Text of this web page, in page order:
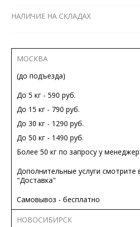
НАЛИЧИЕ НА СКЛАДАХ
МОСКВА
(до подъезда)
До 5 кг - 590 руб.
До 15 кг - 790 руб.
До 30 кг - 1290 руб.
До 50 кг - 1490 руб.
Более 50 кг по запросу у
Дополнительные услуги смотрите
"Доставка"
Самовывоз - бесплатно
НОВОСИБИРСК